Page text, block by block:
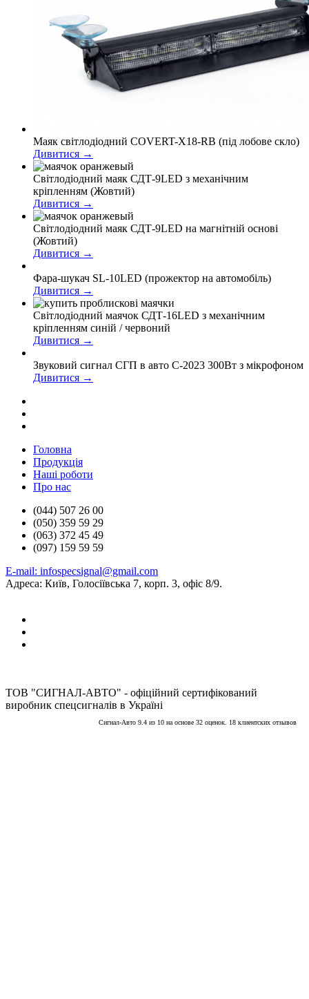
Маяк світлодіодний COVERT-X18-RB (під лобове скло)
Дивитися →
Світлодіодний маяк СДТ-9LED з механічним
кріпленням (Жовтий)
Дивитися →
Світлодіодний маяк СДТ-9LED на магнітній основі
(Жовтий)
Дивитися →
Фара-шукач SL-10LED (прожектор на автомобіль)
Дивитися →
Світлодіодний маячок СДТ-16LED з механічним
кріпленням синій / червоний
Дивитися →
Звуковий сигнал СГП в авто С-2023 300Вт з мікрофоном
Дивитися →
Головна
Продукцiя
Нашi роботи
Про нас
(044) 507 26 00
(050) 359 59 29
(063) 372 45 49
(097) 159 59 59
E-mail: infospecsignal@gmail.com
Адреса: Київ, Голосіївська 7, корп. 3, офіс 8/9.
ТОВ "СИГНАЛ-АВТО" - офіційний сертифікований
виробник спецсигналів в Україні
Сигнал-Авто 9.4 из 10 на основе 32 оценок. 18 клиентских отзывов